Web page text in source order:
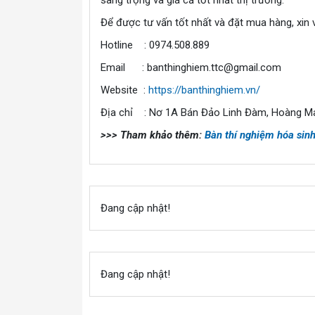
Để được tư vấn tốt nhất và đặt mua hàng, xin
Hotline : 0974.508.889
Email : banthinghiem.ttc@gmail.com
Website : https://banthinghiem.vn/
Địa chỉ : Nơ 1A Bán Đảo Linh Đàm, Hoàng
>>> Tham khảo thêm: Bàn thí nghiệm hóa
Đang cập nhật!
Đang cập nhật!